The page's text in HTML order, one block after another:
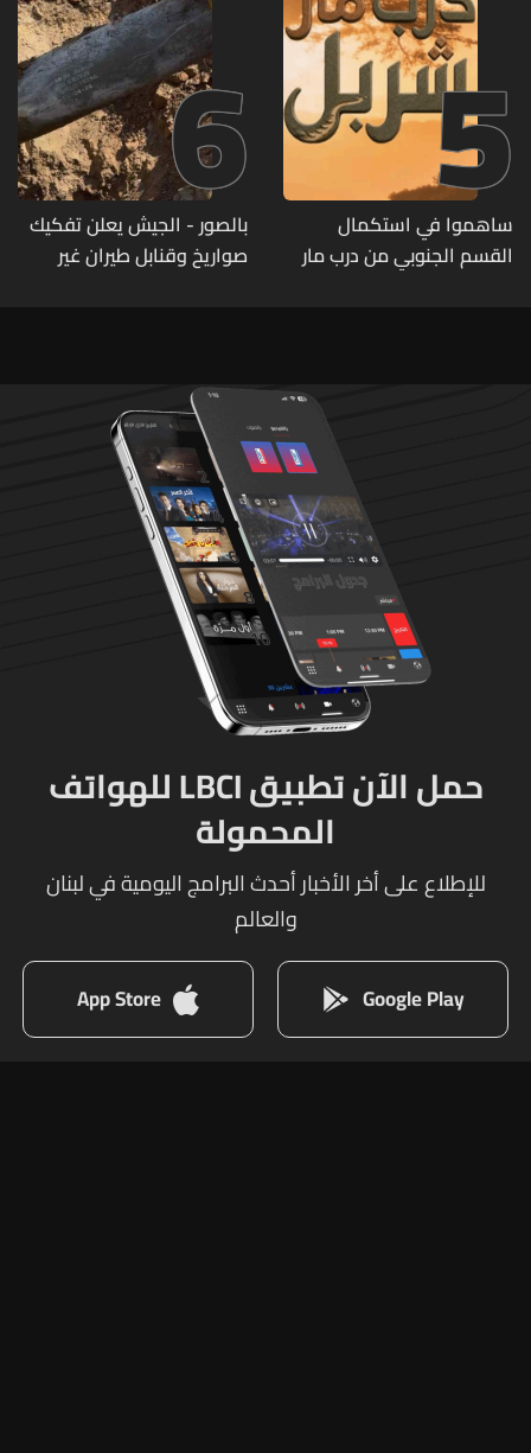
5
ساهموا في استكمال
القسم الجنوبي من درب مار
6
بالصور - الجيش يعلن تفكيك
صواريخ وقنابل طيران غير
حمل الآن تطبيق LBCI للهواتف
المحمولة
للإطلاع على أخر الأخبار أحدث البرامج اليومية في لبنان
والعالم
Google Play
App Store